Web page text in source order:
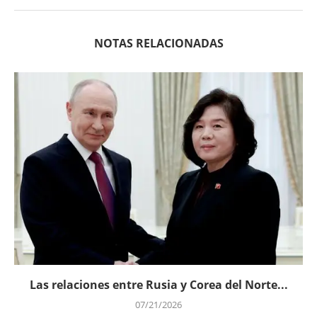
NOTAS RELACIONADAS
Las relaciones entre Rusia y Corea del Norte...
07/21/2026